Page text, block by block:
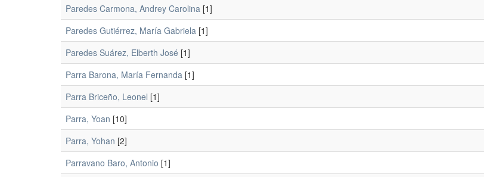
Paredes Carmona, Andrey Carolina [1]
Paredes Gutiérrez, María Gabriela [1]
Paredes Suárez, Elberth José [1]
Parra Barona, María Fernanda [1]
Parra Briceño, Leonel [1]
Parra, Yoan [10]
Parra, Yohan [2]
Parravano Baro, Antonio [1]